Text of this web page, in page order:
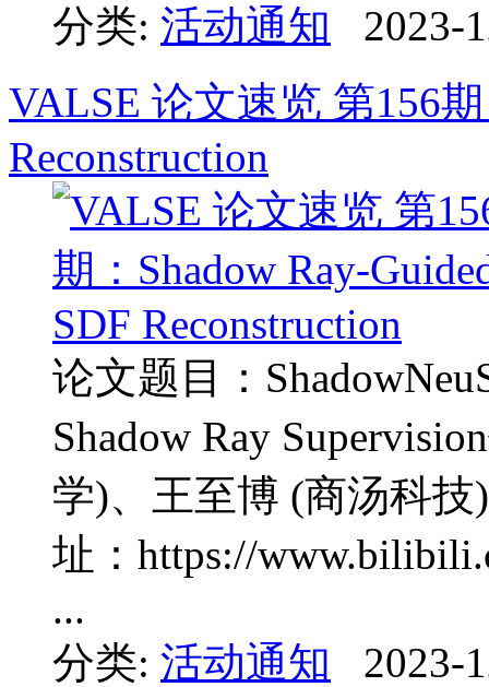
分类: 活动通知
2023-
VALSE 论文速览 第156
Reconstruction
论文题目：
Shadow Ray
学)、王至博 (商汤科
址：https://
...
分类: 活动通知
2023-